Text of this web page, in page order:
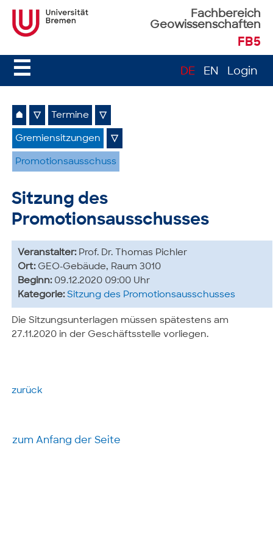
Fachbereich
Geowissenschaften
FB5
☰ DE EN Login
⌂ ▽ Termine ▽
Gremiensitzungen ▽
Promotionsausschuss
Sitzung des
Promotionsausschusses
Veranstalter: Prof. Dr. Thomas Pichler
Ort: GEO-Gebäude, Raum 3010
Beginn: 09.12.2020 09:00 Uhr
Kategorie: Sitzung des Promotionsausschusses
Die Sitzungsunterlagen müssen spätestens am
27.11.2020 in der Geschäftsstelle vorliegen.
zurück
zum Anfang der Seite